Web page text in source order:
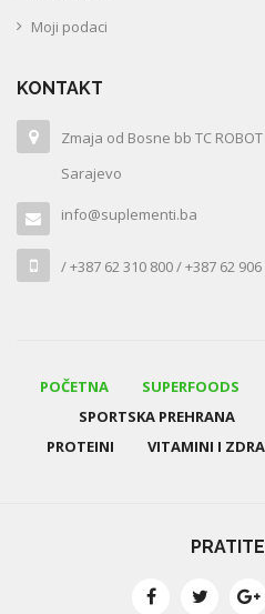
Moji podaci
KONTAKT
Zmaja od Bosne bb TC
Sarajevo
info@suplementi.ba
/ +387 62 310 800 / +387 62
POČETNA SUPERFOODS
SPORTSKA PREHRANA
PROTEINI
VITAMINI I